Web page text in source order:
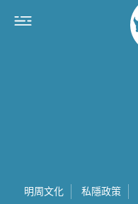
明周文化 私隱政策